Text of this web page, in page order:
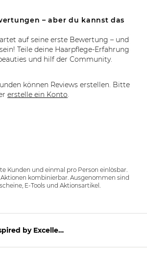
– aber du kannst das
auf seine erste Bewertung – und
Teile deine Haarpflege-Erfahrung
und hilf der Community.
können Reviews erstellen. Bitte
erstelle ein Konto
Kunden und einmal pro Person einlösbar.
kombinierbar. Ausgenommen sind
E-Tools und Aktionsartikel.
by Excellent